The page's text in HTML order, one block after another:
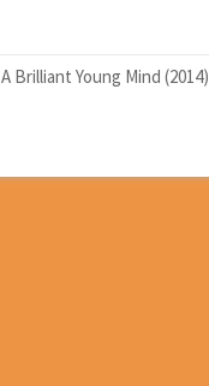
A Brilliant Young Mind (2014)